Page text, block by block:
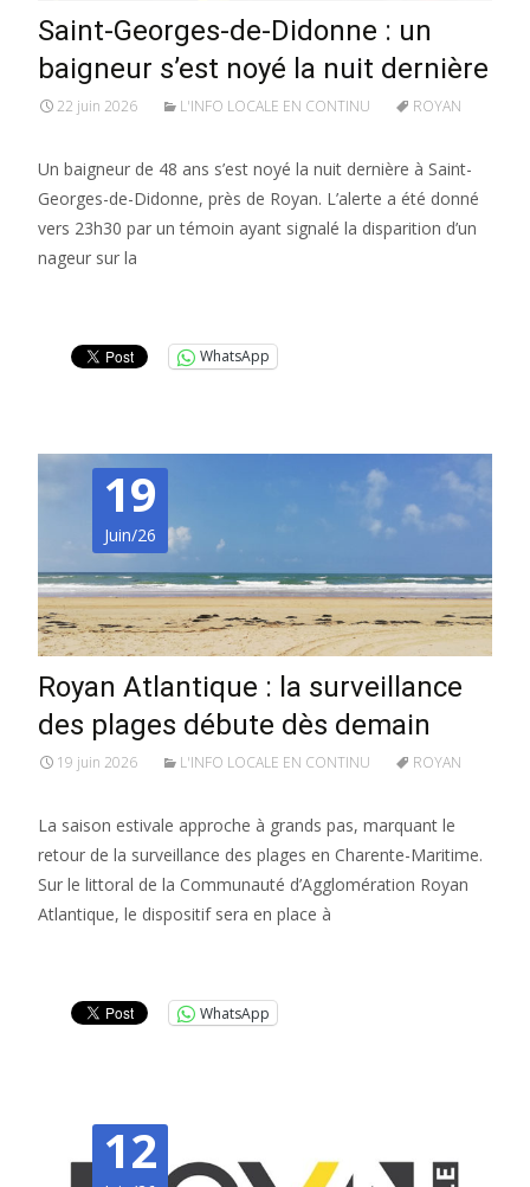
Saint-Georges-de-Didonne : un
baigneur s’est noyé la nuit dernière
22 juin 2026 L'INFO LOCALE EN CONTINU ROYAN
Un baigneur de 48 ans s’est noyé la nuit dernière à Saint-
Georges-de-Didonne, près de Royan. L’alerte a été donné
vers 23h30 par un témoin ayant signalé la disparition d’un
nageur sur la
WhatsApp
19
Juin/26
Royan Atlantique : la surveillance
des plages débute dès demain
19 juin 2026 L'INFO LOCALE EN CONTINU ROYAN
La saison estivale approche à grands pas, marquant le
retour de la surveillance des plages en Charente-Maritime.
Sur le littoral de la Communauté d’Agglomération Royan
Atlantique, le dispositif sera en place à
WhatsApp
12